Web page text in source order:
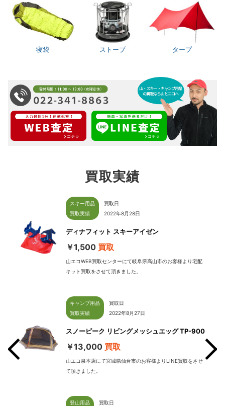
寝袋 ストーブ タープ
買取実績
スキー用品
買取実績
買取日
2022年8月28日
ディナフィット スキーアイゼン
￥1,500 買取
山エコWEB買取センターにて岐阜県高山市のお客様より宅配
キット買取をさせて頂きました。
キャンプ用品
買取実績
買取日
2022年8月27日
スノーピーク リビングメッシュエッグ TP-900
￥13,000 買取
山エコ泉本店にて宮城県仙台市のお客様よりLINE買取をさせ
て頂きました。
登山用品
買取日